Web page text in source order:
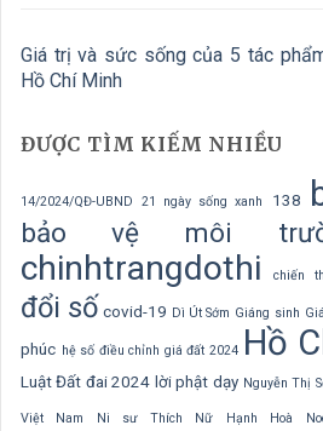
Giá trị và sức sống của 5 tác
Hồ Chí Minh
ĐƯỢC TÌM KIẾM NHIỀU
14/2024/QĐ-UBND 21 ngày sống xanh 138
bảo vệ môi
chinhtrangdothi chiến
đổi số covid-19 Dì Út Sớm Giáng sinh
phúc hệ số điều chỉnh giá đất 2024 Hồ
Luật Đất đai 2024 lời phật dạy Nguyễn Thị
Việt Nam Ni sư Thích Nữ Hạnh Hoà